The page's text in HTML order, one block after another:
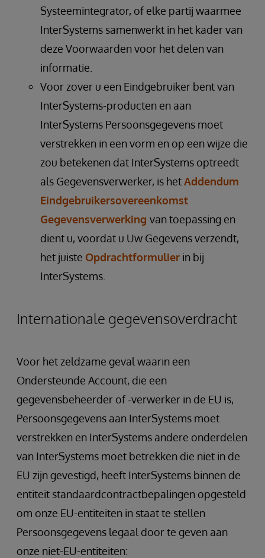
Systeemintegrator, of elke partij waarmee
InterSystems samenwerkt in het kader van
deze Voorwaarden voor het delen van
informatie.
Voor zover u een Eindgebruiker bent van
InterSystems-producten en aan
InterSystems Persoonsgegevens moet
verstrekken in een vorm en op een wijze die
zou betekenen dat InterSystems optreedt
als Gegevensverwerker, is hetAddendum
Eindgebruikersovereenkomst
Gegevensverwerking van toepassing en
dient u, voordat u Uw Gegevens verzendt,
het juiste Opdrachtformulier in bij
InterSystems.
Internationale gegevensoverdracht
Voor het zeldzame geval waarin een
Ondersteunde Account, die een
gegevensbeheerder of -verwerker in de EU is,
Persoonsgegevens aan InterSystems moet
verstrekken en InterSystems andere onderdelen
van InterSystems moet betrekken die niet in de
EU zijn gevestigd, heeft InterSystems binnen de
entiteit standaardcontractbepalingen opgesteld
om onze EU-entiteiten in staat te stellen
Persoonsgegevens legaal door te geven aan
onze niet-EU-entiteiten: